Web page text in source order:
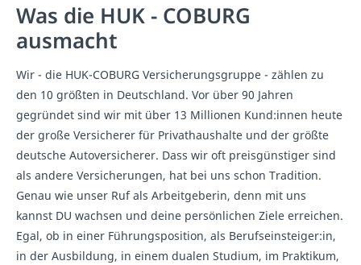
Was die HUK - COBURG
ausmacht
Wir - die HUK-COBURG Versicherungsgruppe - zählen zu
den 10 größten in Deutschland. Vor über 90 Jahren
gegründet sind wir mit über 13 Millionen Kund:innen heute
der große Versicherer für Privathaushalte und der größte
deutsche Autoversicherer. Dass wir oft preisgünstiger sind
als andere Versicherungen, hat bei uns schon Tradition.
Genau wie unser Ruf als Arbeitgeberin, denn mit uns
kannst DU wachsen und deine persönlichen Ziele erreichen.
Egal, ob in einer Führungsposition, als Berufseinsteiger:in,
in der Ausbildung, in einem dualen Studium, im Praktikum,